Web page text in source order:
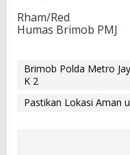
Rham/Red
Humas Brimob PMJ
Brimob Polda Metro
K 2
Pastikan Lokasi Aman